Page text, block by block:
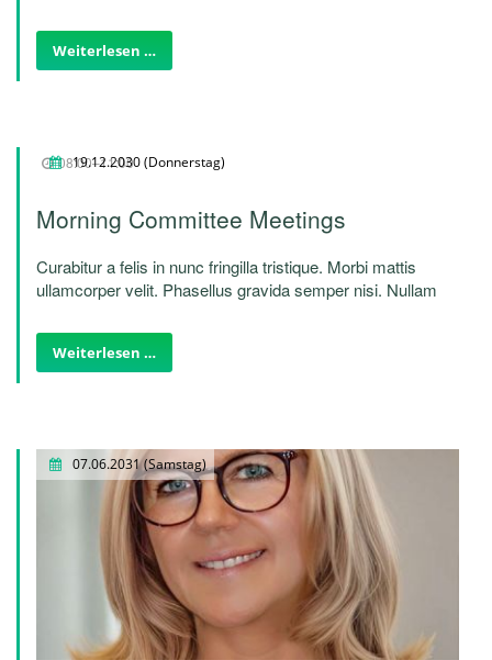
eget, semper nec, quam. Sed hendrerit. Morbi ac felis.
Nunc egestas, augue at pellentesque laoreet.
Weiterlesen …
19.12.2030(Donnerstag)
08:00–11:00
Morning Committee Meetings
Curabitur a felis in nunc fringilla tristique. Morbi mattis
ullamcorper velit. Phasellus gravida semper nisi. Nullam
eget, semper nec, quam. Sed hendrerit. Morbi ac felis.
Nunc egestas, augue at pellentesque laoreet.
Weiterlesen …
07.06.2031(Samstag)